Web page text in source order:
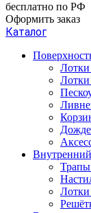
бесплатно по РФ
Оформить заказ
Каталог
Лотки
Лотки
Внутренний